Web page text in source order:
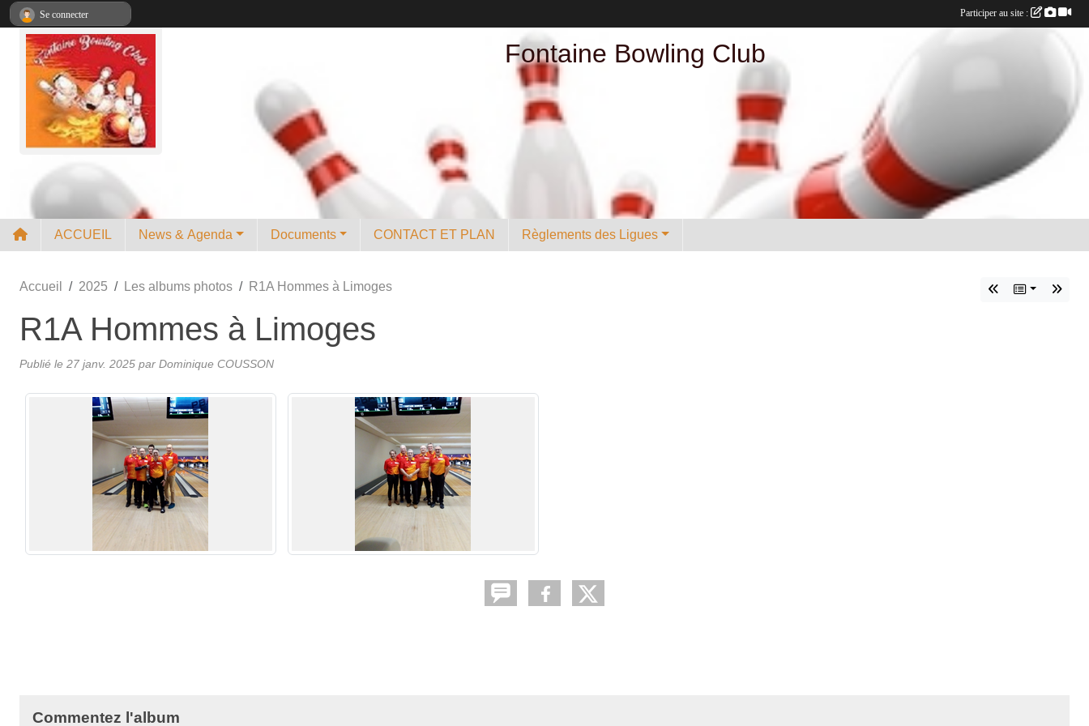
Fontaine Bowling Club
ACCUEIL News & Agenda Documents CONTACT ET PLAN Règlements des Ligues
Accueil 2025 Les albums photos R1A Hommes à Limoges
R1A Hommes à Limoges
Publié le 27 janv. 2025 par Dominique COUSSON
Commentez l'album
Se connecter Participer au site :
Panneau de gestion des cookies